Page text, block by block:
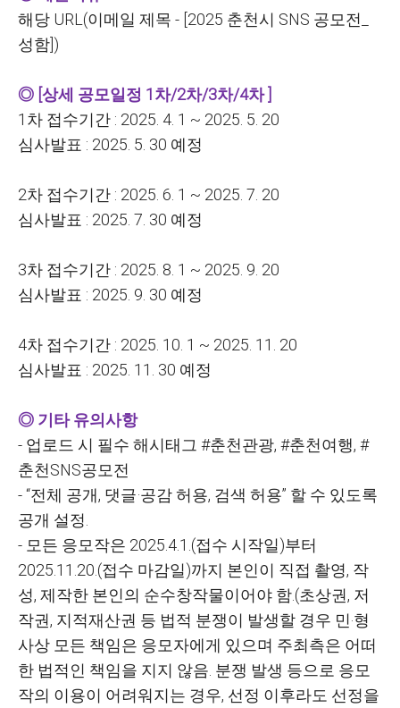
해당 URL(이메일 제목 - [2025 춘천시 SNS 공모전_
성함])
◎ [상세 공모일정 1차/2차/3차/4차 ]
1 차 접수기간 : 2025. 4. 1 ~ 2025. 5. 20
심사발표 : 2025. 5. 30 예정
2차 접수기간 : 2025. 6. 1 ~ 2025. 7. 20
심사발표 : 2025. 7. 30 예정
3차 접수기간 : 2025. 8. 1 ~ 2025. 9. 20
심사발표 : 2025. 9. 30 예정
4차 접수기간 : 2025. 10. 1 ~ 2025. 11. 20
심사발표 : 2025. 11. 30 예정
◎ 기타 유의사항
- 업로드 시 필수 해시태그 #춘천관광, #춘천여행, #
춘천SNS공모전
- “전체 공개, 댓글·공감 허용, 검색 허용” 할 수 있도록
공개 설정.
- 모든 응모작은 2025.4.1.(접수 시작일)부터
2025.11.20.(접수 마감일)까지 본인이 직접 촬영, 작
성, 제작한 본인의 순수창작물이어야 함.(초상권, 저
작권, 지적재산권 등 법적 분쟁이 발생할 경우 민‧형
사상 모든 책임은 응모자에게 있으며 주최측은 어떠
한 법적인 책임을 지지 않음. 분쟁 발생 등으로 응모
작의 이용이 어려워지는 경우, 선정 이후라도 선정을